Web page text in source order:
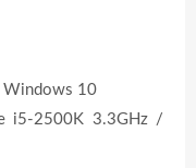
Windows 10
i5-2500K 3.3GHz /